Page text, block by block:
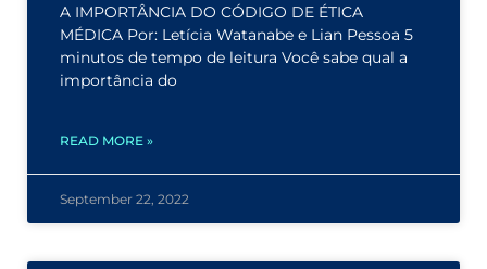
A IMPORTÂNCIA DO CÓDIGO DE ÉTICA
MÉDICA Por: Letícia Watanabe e Lian Pessoa 5
minutos de tempo de leitura Você sabe qual a
importância do
READ MORE »
September 22, 2022